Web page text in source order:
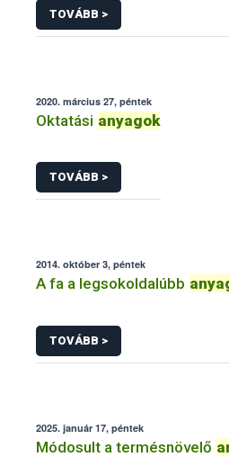
TOVÁBB >
2020. március 27, péntek
Oktatási anyagok
TOVÁBB >
2014. október 3, péntek
A fa a legsokoldalúbb
TOVÁBB >
2025. január 17, péntek
Módosult a termésnövelő